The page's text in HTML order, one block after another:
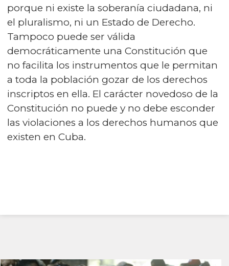
porque ni existe la soberanía ciudadana, ni
el pluralismo, ni un Estado de Derecho.
Tampoco puede ser válida
democráticamente una Constitución que
no facilita los instrumentos que le permitan
a toda la población gozar de los derechos
inscriptos en ella. El carácter novedoso de la
Constitución no puede y no debe esconder
las violaciones a los derechos humanos que
existen en Cuba.